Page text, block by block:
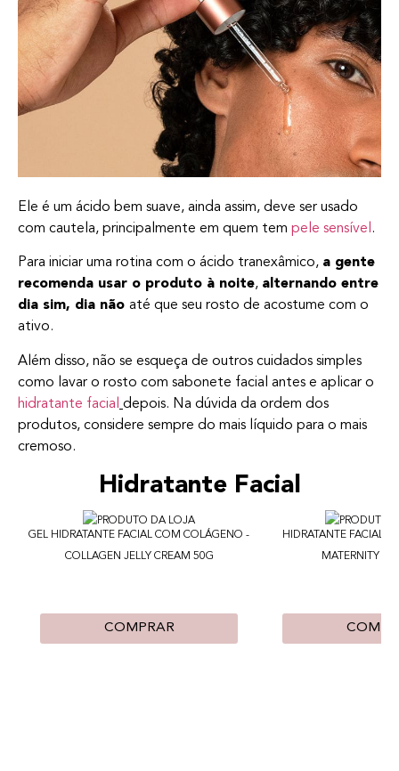
Ele é um ácido bem suave, ainda assim, deve ser usado
com cautela, principalmente em quem tem pele sensível .
Para iniciar uma rotina com o ácido tranexâmico, a gente
recomenda usar o produto à noite, alternando entre
dia sim, dia não até que seu rosto de acostume com o
ativo.
Além disso, não se esqueça de outros cuidados simples
como lavar o rosto com sabonete facial antes e aplicar o
hidratante facial depois. Na dúvida da ordem dos
produtos, considere sempre do mais líquido para o mais
cremoso.
Hidratante Facial
GEL HIDRATANTE FACIAL COM COLÁGENO -
COLLAGEN JELLY CREAM 50G
COMPRAR
HIDRATANTE FACIAL
MATERNITY